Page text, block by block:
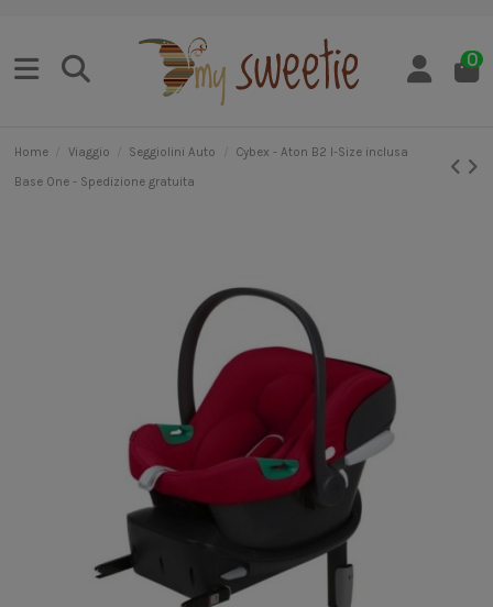
0
Home Viaggio Seggiolini Auto Cybex - Aton B2 I-Size inclusa
Base One - Spedizione gratuita